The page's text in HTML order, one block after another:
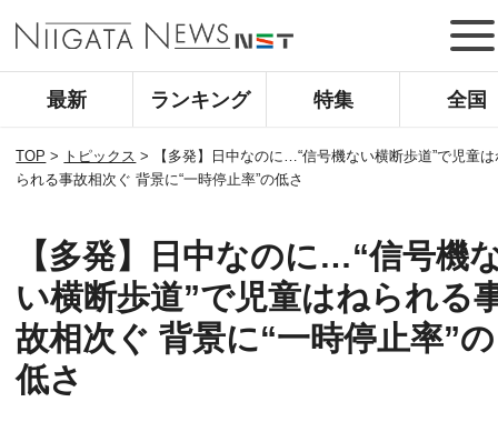
最新 ランキング 特集 全国
TOP > トピックス >
【多発】日中なのに…“信号機ない横断歩道”で児童
られる事故相次ぐ 背景に“一時停止率”の低さ
【多発】日中なのに…“信号機
い横断歩道”で児童はねられる
故相次ぐ 背景に“一時停止率”の
低さ